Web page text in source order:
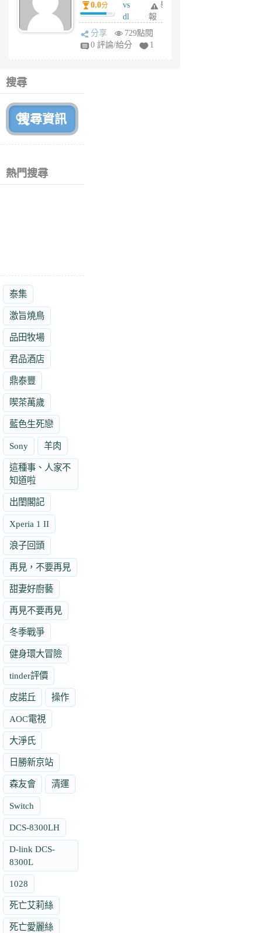
月
前
0.0分
vs
dl
sq
fy
舉
報
分享
729點閱
0 評論/給分
1
搜尋
熱門搜尋
泰集
激旨燒鳥
品田牧場
君品酒店
鼎泰豐
喫茶萬歲
藍色生死戀
Sony 羊肉
這種事、人家不
知道啦
出閨閣記
Xperia 1 II
浪子回頭
再見，不要再見
甜妻好廚藝
再見不要再見
冬季戰爭
健身環大冒險
tinder評價
皮諾丘 操作
AOC電視
大淨氏
日勝新京站
森友會 清運
Switch
DCS-8300LH
D-link DCS-
8300L
1028
死亡艾莉絲
死亡愛麗絲